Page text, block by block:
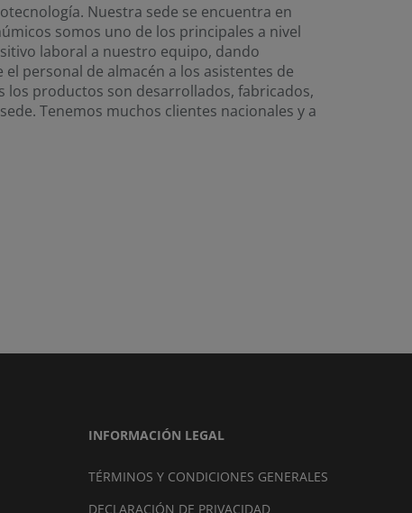
Nuestra sede se encuentra en
somos uno de los principales a nivel
laboral a nuestro equipo, dando
personal de almacén a los asistentes de
productos son desarrollados, fabricados,
Tenemos muchos clientes nacionales y a
INFORMACIÓN LEGAL
TÉRMINOS Y CONDICIONES GENERALES
DECLARACIÓN DE PRIVACIDAD